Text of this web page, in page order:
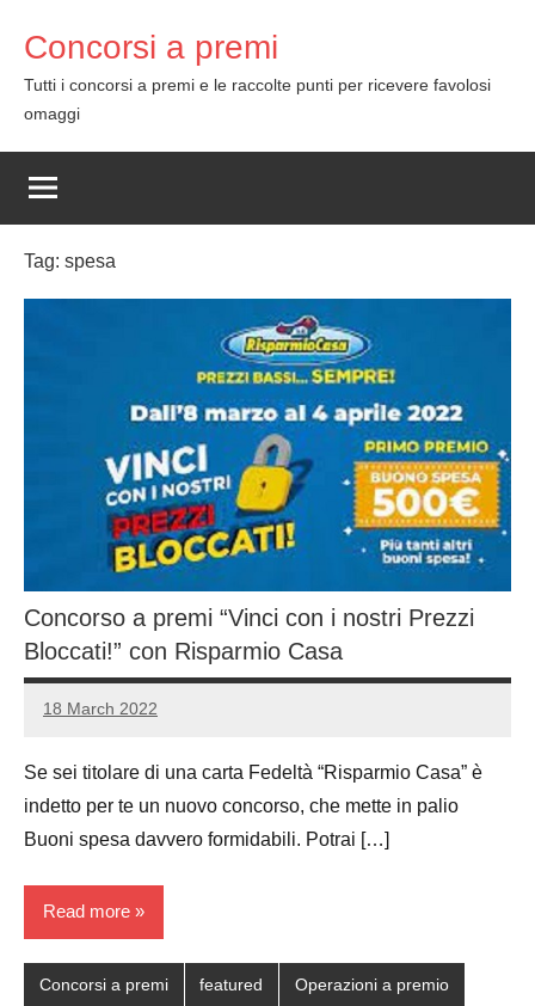
content
Concorsi a premi
Tutti i concorsi a premi e le raccolte punti per ricevere favolosi
omaggi
Tag: spesa
Concorso a premi “Vinci con i nostri Prezzi
Bloccati!” con Risparmio Casa
18 March 2022
Luca
No
Se sei titolare di una carta Fedeltà “Risparmio Casa” è
indetto per te un nuovo concorso, che mette in palio
Buoni spesa davvero formidabili. Potrai […]
Read more
Concorsi a premi featured Operazioni a premio